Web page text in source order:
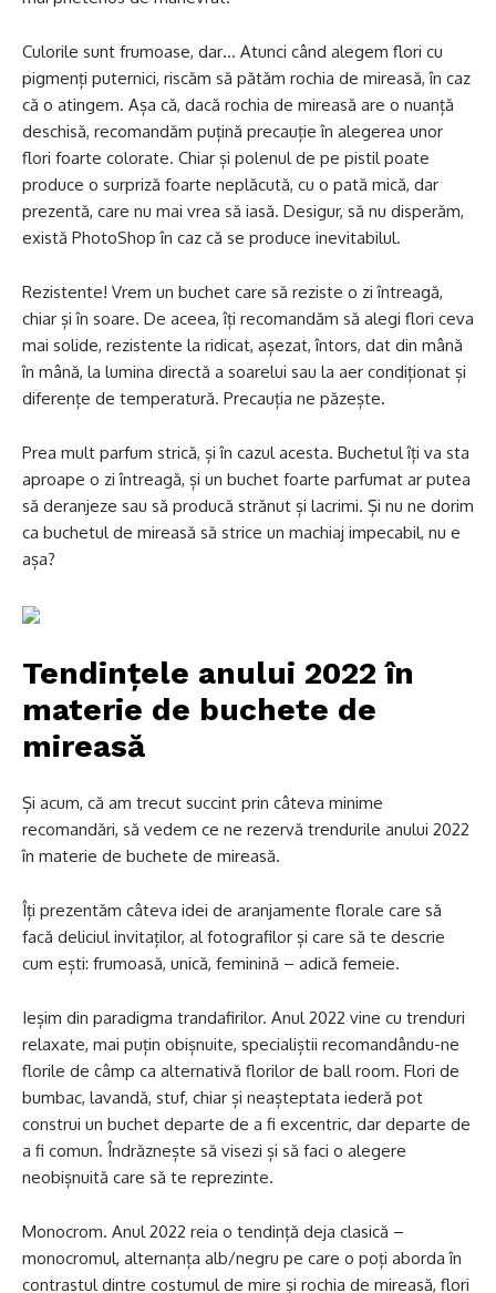
Culorile sunt frumoase, dar… Atunci când alegem flori cu
pigmenți puternici, riscăm să pătăm rochia de mireasă, în caz
că o atingem. Așa că, dacă rochia de mireasă are o nuanță
deschisă, recomandăm puțină precauție în alegerea unor
flori foarte colorate. Chiar și polenul de pe pistil poate
produce o surpriză foarte neplăcută, cu o pată mică, dar
prezentă, care nu mai vrea să iasă. Desigur, să nu disperăm,
există PhotoShop în caz că se produce inevitabilul.
Rezistente! Vrem un buchet care să reziste o zi întreagă,
chiar și în soare. De aceea, îți recomandăm să alegi flori ceva
mai solide, rezistente la ridicat, așezat, întors, dat din mână
în mână, la lumina directă a soarelui sau la aer condiționat și
diferențe de temperatură. Precauția ne păzește.
Prea mult parfum strică, și în cazul acesta. Buchetul îți va sta
aproape o zi întreagă, și un buchet foarte parfumat ar putea
să deranjeze sau să producă strănut și lacrimi. Și nu ne dorim
ca buchetul de mireasă să strice un machiaj impecabil, nu e
așa?
Tendințele anului 2022 în
materie de buchete de
mireasă
Și acum, că am trecut succint prin câteva minime
recomandări, să vedem ce ne rezervă trendurile anului 2022
în materie de buchete de mireasă.
Îți prezentăm câteva idei de aranjamente florale care să
facă deliciul invitaților, al fotografilor și care să te descrie
cum ești: frumoasă, unică, feminină – adică femeie.
Ieșim din paradigma trandafirilor. Anul 2022 vine cu trenduri
relaxate, mai puțin obișnuite, specialiștii recomandându-ne
florile de câmp ca alternativă florilor de ball room. Flori de
bumbac, lavandă, stuf, chiar și neașteptata iederă pot
construi un buchet departe de a fi excentric, dar departe de
a fi comun. Îndrăznește să visezi și să faci o alegere
neobișnuită care să te reprezinte.
Monocrom. Anul 2022 reia o tendință deja clasică –
monocromul, alternanța alb/negru pe care o poți aborda în
contrastul dintre costumul de mire și rochia de mireasă, flori